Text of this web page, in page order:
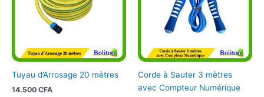
Tuyau d’Arrosage 20 mètres
14.500 CFA
Corde à Sauter 3 mètres
avec Compteur Numérique